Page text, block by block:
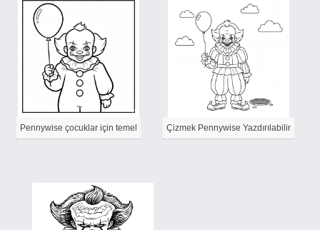
Pennywise çocuklar için temel Çizmek Pennywise Yazdırılabilir